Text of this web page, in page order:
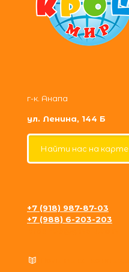
г-к. Анапа
ул. Ленина, 144 Б
Найти нас на карте
+7 (918) 987-87-03
+7 (988) 6-203-203